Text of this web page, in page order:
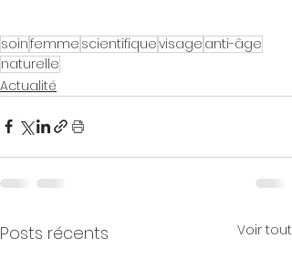
soinfemme scientifiquevisage anti-âge
naturelle
Actualité
Posts récents Voir tout